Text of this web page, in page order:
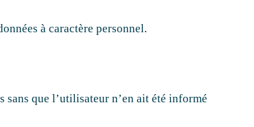
à caractère personnel.
sans que l’utilisateur n’en ait été informé